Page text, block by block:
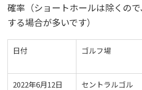
確率（ショートホールは除くの
する場合が多いです）
日付 ゴルフ場
2022年6月12日
セントラルゴル